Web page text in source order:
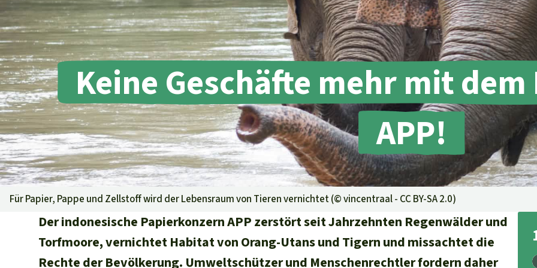
Tropenholz
Aluminium
Gold
Fleisch und Soja
Landraub
Wilderei
Staudämme
Straßen
Zement und Beton
Ältere Ausgaben
Transparenz
Rettet den Regenwald e. V.
DE11430609672025054100
GENODEM1GLS
GLS Bank
IBAN kopieren
Banking-App
Für Papier, Pappe und Zellstoff wird der Lebensraum von Tieren vernichtet (©vincentraal - CC BY-SA 2.0)
Keine Geschäfte mehr mit
APP!
Der indonesische Papierkonzern APP zerstört seit Jahrzehnten Regenwälder und
Torfmoore, vernichtet Habitat von Orang-Utans und Tigern und missachtet die
Rechte der Bevölkerung. Umweltschützer und Menschenrechtler fordern daher